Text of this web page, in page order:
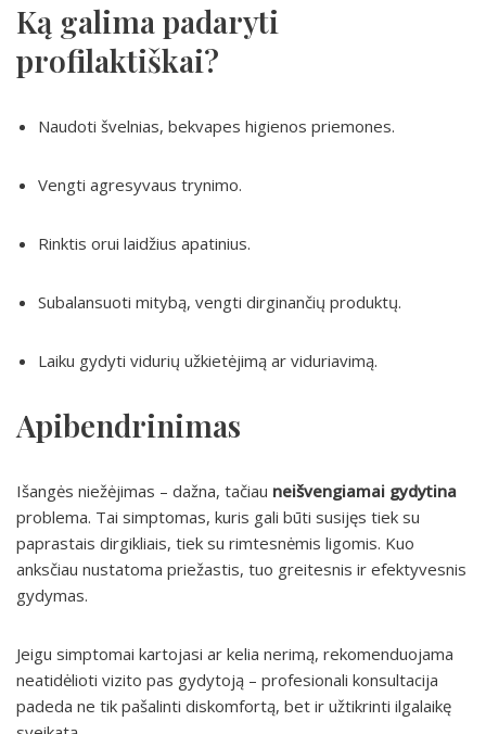
Ką galima padaryti
profilaktiškai?
Naudoti švelnias, bekvapes higienos priemones.
Vengti agresyvaus trynimo.
Rinktis orui laidžius apatinius.
Subalansuoti mitybą, vengti dirginančių produktų.
Laiku gydyti vidurių užkietėjimą ar viduriavimą.
Apibendrinimas
Išangės niežėjimas – dažna, tačiau neišvengiamai gydytina
problema. Tai simptomas, kuris gali būti susijęs tiek su
paprastais dirgikliais, tiek su rimtesnėmis ligomis. Kuo
anksčiau nustatoma priežastis, tuo greitesnis ir efektyvesnis
gydymas.
Jeigu simptomai kartojasi ar kelia nerimą, rekomenduojama
neatidėlioti vizito pas gydytoją – profesionali konsultacija
padeda ne tik pašalinti diskomfortą, bet ir užtikrinti ilgalaikę